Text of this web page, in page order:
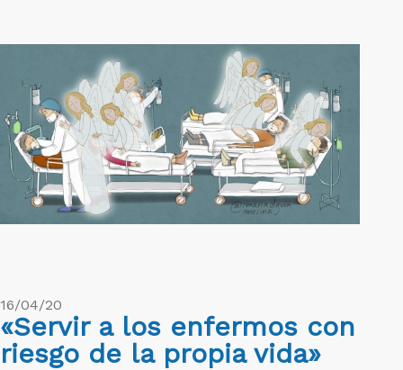
16/04/20
«Servir a los enfermos con
riesgo de la propia vida»